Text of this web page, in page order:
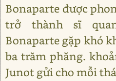
Bonaparte được
trở thành sĩ
Bonaparte gặp khó
ba trăm phăng.
Junot gửi cho mỗi